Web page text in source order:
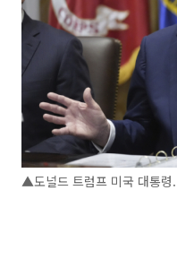
▲도널드 트럼프 미국 대통